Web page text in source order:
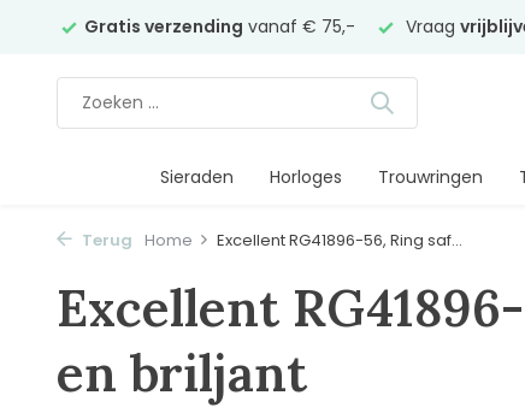
Gratis verzending vanaf € 75,- Vraag
Sieraden Horloges Trouwringen
Terug Home Excellent RG41896-56, Ring saf...
Excellent
en briljant